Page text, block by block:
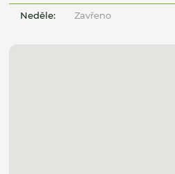
Neděle: Zavřeno